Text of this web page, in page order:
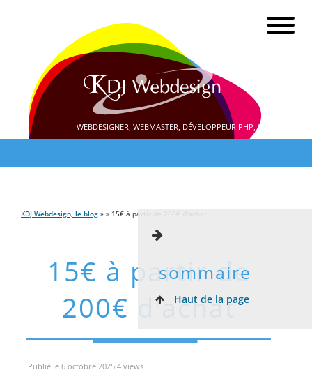
WEBDESIGNER, WEBMASTER, DÉVELOPPEUR PHP, SEO
KDJ Webdesign, le blog » » 15€ à partir de 200€ d'achat
15€ à partir de
200€ d'achat
sommaire
Haut de la page
Publié le 6 octobre 2025 4 views